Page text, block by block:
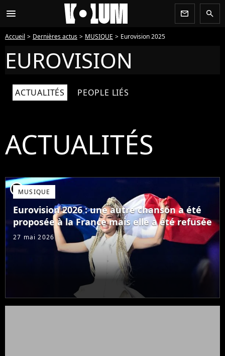
menu newsletter search
Accueil Dernières actus MUSIQUE Eurovision 2025
EUROVISION
ACTUALITÉS PEOPLE LIÉS
ACTUALITÉS
player2MUSIQUE
Eurovision 2026 : une autre chanson a été
proposée à la France mais elle a été refusée
27 mai 2026